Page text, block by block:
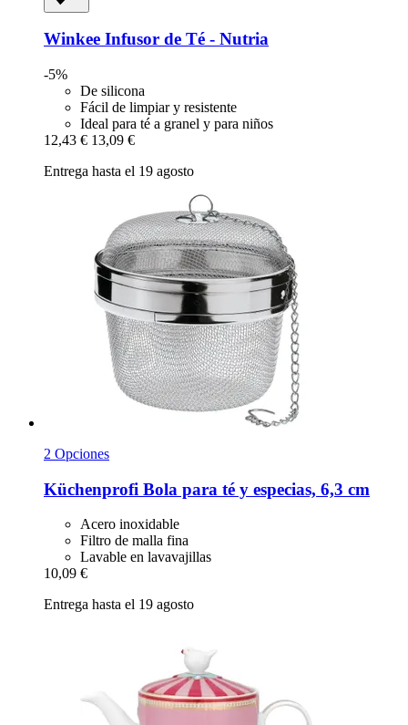
Winkee Infusor de Té -​ Nutria
-5%
De silicona
Fácil de limpiar y resistente
Ideal para té a granel y para niños
12,43 € 13,09 €
Entrega hasta el 19 agosto
2 Opciones
Küchenprofi Bola para té y especias, 6,3 cm
Acero inoxidable
Filtro de malla fina
Lavable en lavavajillas
10,09 €
Entrega hasta el 19 agosto